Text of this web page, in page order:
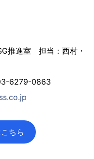
推進室 担当：西村・
6279-0863
ちら